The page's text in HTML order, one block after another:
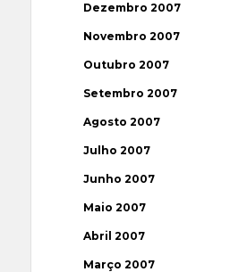
Dezembro 2007
Novembro 2007
Outubro 2007
Setembro 2007
Agosto 2007
Julho 2007
Junho 2007
Maio 2007
Abril 2007
Março 2007